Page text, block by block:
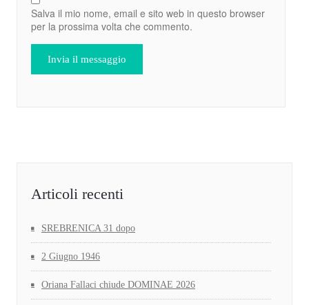
Salva il mio nome, email e sito web in questo browser
per la prossima volta che commento.
Articoli recenti
SREBRENICA 31 dopo
2 Giugno 1946
Oriana Fallaci chiude DOMINAE 2026